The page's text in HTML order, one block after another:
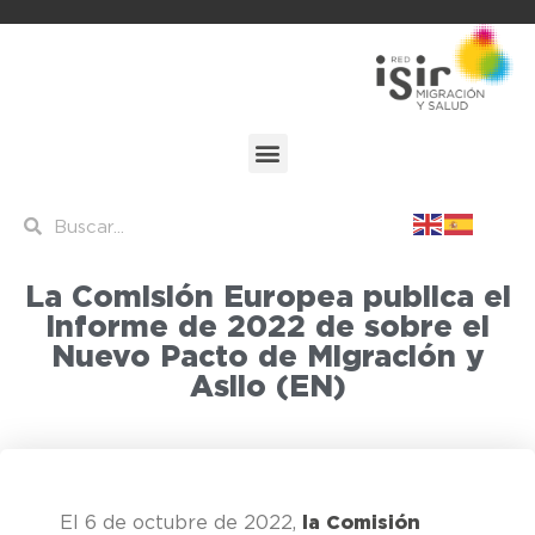
La Comisión Europea publica el
Informe de 2022 de sobre el
Nuevo Pacto de Migración y
Asilo (EN)
El 6 de octubre de 2022, la Comisión